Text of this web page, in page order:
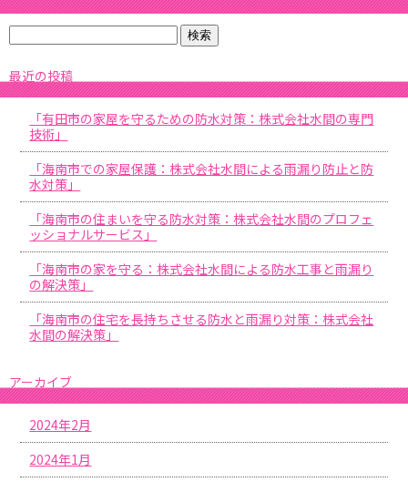
最近の投稿
「有田市の家屋を守るための防水対策：株式会社水間の専門
技術」
「海南市での家屋保護：株式会社水間による雨漏り防止と防
水対策」
「海南市の住まいを守る防水対策：株式会社水間のプロフェ
ッショナルサービス」
「海南市の家を守る：株式会社水間による防水工事と雨漏り
の解決策」
「海南市の住宅を長持ちさせる防水と雨漏り対策：株式会社
水間の解決策」
アーカイブ
2024年2月
2024年1月